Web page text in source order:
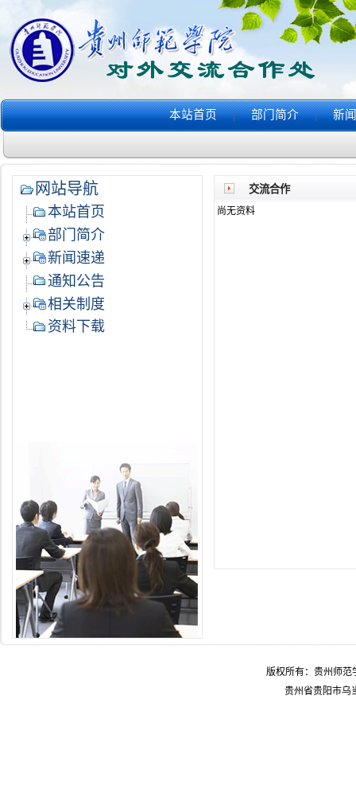
本站首页 | 部门简介 | 新
网站导航
本站首页
部门简介
新闻速递
通知公告
相关制度
资料下载
交流合作
尚无资料
版权所有：贵州师
贵州省贵阳市乌